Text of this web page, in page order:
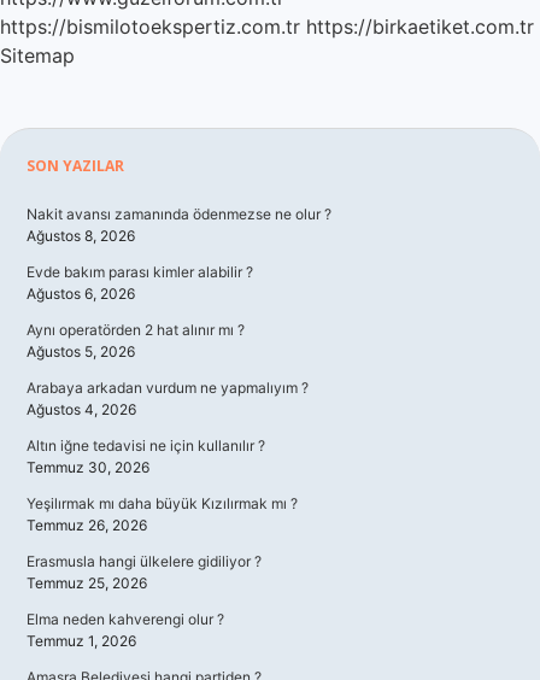
https://bismilotoekspertiz.com.tr https://birkaetiket.com.tr
Sitemap
Sidebar
SON YAZILAR
Nakit avansı zamanında ödenmezse ne olur ?
Ağustos 8, 2026
Evde bakım parası kimler alabilir ?
Ağustos 6, 2026
Aynı operatörden 2 hat alınır mı ?
Ağustos 5, 2026
Arabaya arkadan vurdum ne yapmalıyım ?
Ağustos 4, 2026
Altın iğne tedavisi ne için kullanılır ?
Temmuz 30, 2026
Yeşilırmak mı daha büyük Kızılırmak mı ?
Temmuz 26, 2026
Erasmusla hangi ülkelere gidiliyor ?
Temmuz 25, 2026
Elma neden kahverengi olur ?
Temmuz 1, 2026